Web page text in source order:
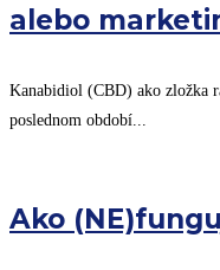
alebo
Kanabidiol (CBD) ako zložka
poslednom období...
Ako